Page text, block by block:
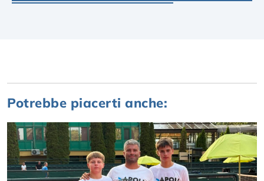
Potrebbe piacerti anche: